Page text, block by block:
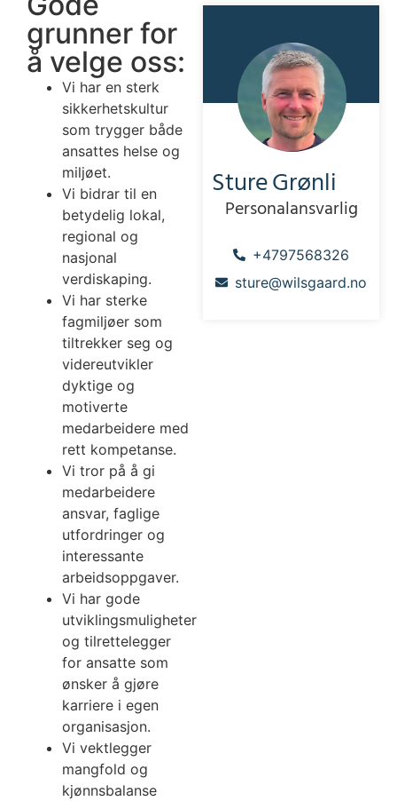
grunner for
å velge oss:
Vi har en sterk
sikkerhetskultur
som trygger både
ansattes helse og
miljøet.
Vi bidrar til en
betydelig lokal,
regional og
nasjonal
verdiskaping.
Vi har sterke
fagmiljøer som
tiltrekker seg og
videreutvikler
dyktige og
motiverte
medarbeidere med
rett kompetanse.
Vi tror på å gi
medarbeidere
ansvar, faglige
utfordringer og
interessante
arbeidsoppgaver.
Vi har gode
utviklingsmuligheter
og tilrettelegger
for ansatte som
ønsker å gjøre
karriere i egen
organisasjon.
Vi vektlegger
mangfold og
kjønnsbalanse
StureGrønli
Personalansvarlig
+4797568326
sture@wilsgaard.no